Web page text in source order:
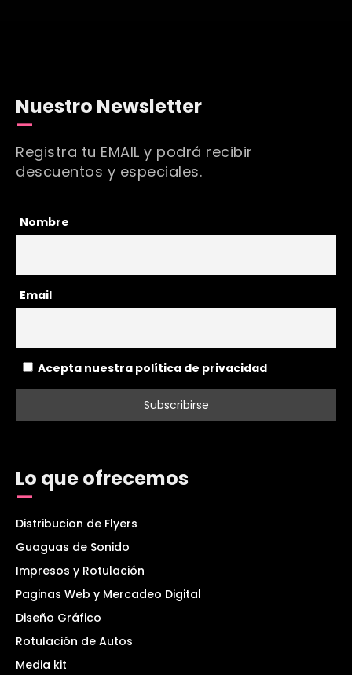
Nuestro Newsletter
Registra tu EMAIL y podrá recibir
descuentos y especiales.
Nombre
Email
Acepta nuestra política de privacidad
Lo que ofrecemos
Distribucion de Flyers
Guaguas de Sonido
Impresos y Rotulación
Paginas Web y Mercadeo Digital
Diseño Gráfico
Rotulación de Autos
Media kit